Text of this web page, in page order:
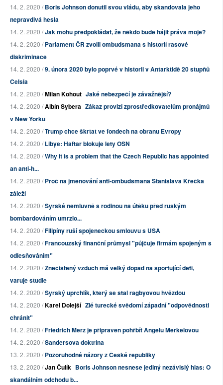
14. 2. 2020 /Boris Johnson donutil svou vládu, aby skandovala jeho
nepravdivá hesla
14. 2. 2020 /Jak mohu předpokládat, že někdo bude hájit práva moje?
14. 2. 2020 /Parlament ČR zvolil ombudsmana s historií rasové
diskriminace
14. 2. 2020 /9. února 2020 bylo poprvé v historii v Antarktidě 20 stupňů
Celsia
14. 2. 2020 /Milan Kohout Jaké nebezpečí je závažnější?
14. 2. 2020 /Albín Sybera Zákaz provizí zprostředkovatelům pronájmů
v New Yorku
14. 2. 2020 /Trump chce škrtat ve fondech na obranu Evropy
14. 2. 2020 /Libye: Haftar blokuje lety OSN
14. 2. 2020 /Why it is a problem that the Czech Republic has appointed
an anti-h...
14. 2. 2020 /Proč na jmenování anti-ombudsmana Stanislava Křečka
záleží
14. 2. 2020 /Syrské nemluvně s rodinou na útěku před ruským
bombardováním umrzlo...
14. 2. 2020 /Filipíny ruší spojeneckou smlouvu s USA
14. 2. 2020 /Francouzský finanční průmysl "půjčuje firmám spojeným s
odlesňováním"
14. 2. 2020 /Znečištěný vzduch má velký dopad na sportující děti,
varuje studie
14. 2. 2020 /Syrský uprchlík, který se stal ragbyovou hvězdou
14. 2. 2020 /Karel Dolejší Zlé turecké svědomí západní "odpovědnosti
chránit"
14. 2. 2020 /Friedrich Merz je připraven pohřbít Angelu Merkelovou
14. 2. 2020 /Sandersova doktrína
13. 2. 2020 /Pozoruhodné názory z České republiky
13. 2. 2020 /Jan Čulík Boris Johnson nesnese jediný nezávislý hlas: O
skandálním odchodu b...